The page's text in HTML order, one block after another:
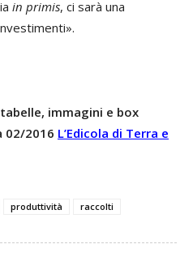
in primis, ci sarà una
immagini e box
02/2016 L’Edicola di Terra e
produttività raccolti